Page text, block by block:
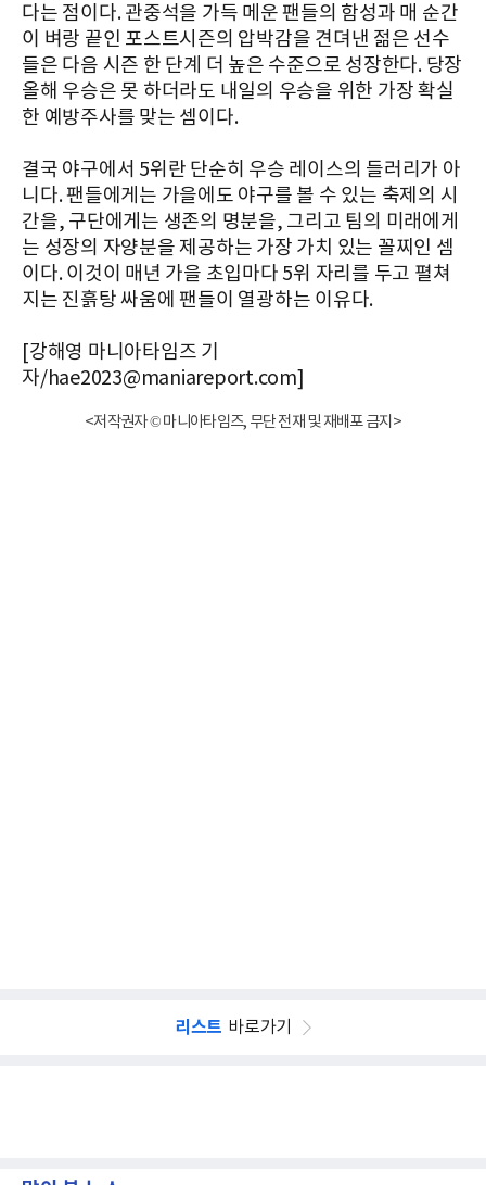
다는 점이다. 관중석을 가득 메운 팬들의 함성과 매 순간
이 벼랑 끝인 포스트시즌의 압박감을 견뎌낸 젊은 선수
들은 다음 시즌 한 단계 더 높은 수준으로 성장한다. 당장
올해 우승은 못 하더라도 내일의 우승을 위한 가장 확실
한 예방주사를 맞는 셈이다.
결국 야구에서 5위란 단순히 우승 레이스의 들러리가 아
니다. 팬들에게는 가을에도 야구를 볼 수 있는 축제의 시
간을, 구단에게는 생존의 명분을, 그리고 팀의 미래에게
는 성장의 자양분을 제공하는 가장 가치 있는 꼴찌인 셈
이다. 이것이 매년 가을 초입마다 5위 자리를 두고 펼쳐
지는 진흙탕 싸움에 팬들이 열광하는 이유다.
[강해영 마니아타임즈 기
자/hae2023@maniareport.com]
<저작권자 © 마니아타임즈, 무단 전재 및 재배포 금지>
리스트 바로가기